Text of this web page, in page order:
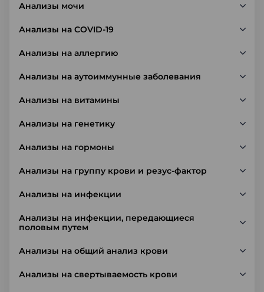
Анализы мочи
Анализы на COVID-19
Анализы на аллергию
Анализы на аутоиммунные заболевания
Анализы на витамины
Анализы на генетику
Анализы на гормоны
Анализы на группу крови и резус-фактор
Анализы на инфекции
Анализы на инфекции, передающиеся
половым путем
Анализы на общий анализ крови
Анализы на свертываемость крови